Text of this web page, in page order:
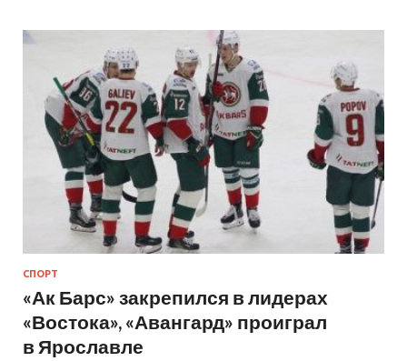
СПОРТ
«Ак Барс» закрепился в лидерах
«Востока», «Авангард» проиграл
в Ярославле